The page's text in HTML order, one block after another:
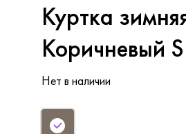
Куртка
Коричневый
Нет в наличии